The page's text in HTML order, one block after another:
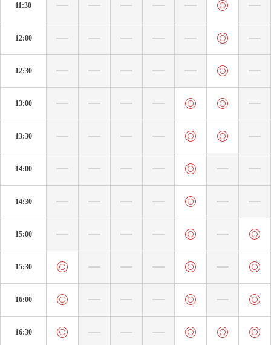
11:30
12:00
12:30
13:00
13:30
14:00
14:30
15:00
15:30
16:00
16:30